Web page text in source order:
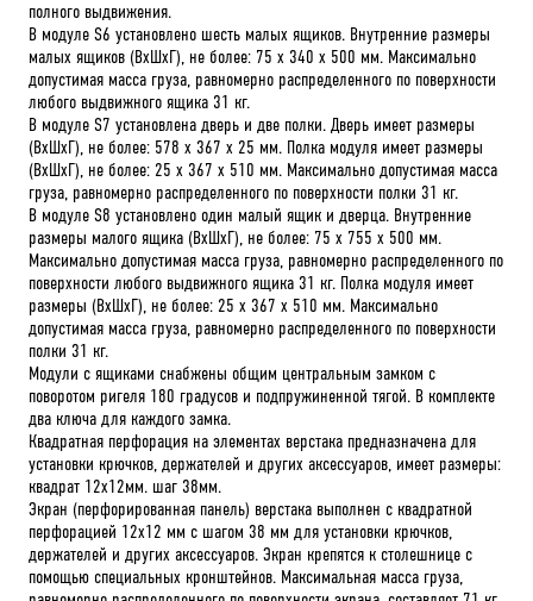
полного выдвижения.
В модуле S6 установлено шесть малых ящиков. Внутренние размеры
малых ящиков (ВхШхГ), не более: 75 х 340 х 500 мм. Максимально
допустимая масса груза, равномерно распределенного по поверхности
любого выдвижного ящика 31 кг.
В модуле S7 установлена дверь и две полки. Дверь имеет размеры
(ВхШхГ), не более: 578 х 367 х 25 мм. Полка модуля имеет размеры
(ВхШхГ), не более: 25 х 367 х 510 мм. Максимально допустимая масса
груза, равномерно распределенного по поверхности полки 31 кг.
В модуле S8 установлено один малый ящик и дверца. Внутренние
размеры малого ящика (ВхШхГ), не более: 75 х 755 х 500 мм.
Максимально допустимая масса груза, равномерно распределенного по
поверхности любого выдвижного ящика 31 кг. Полка модуля имеет
размеры (ВхШхГ), не более: 25 х 367 х 510 мм. Максимально
допустимая масса груза, равномерно распределенного по поверхности
полки 31 кг.
Модули с ящиками снабжены общим центральным замком с
поворотом ригеля 180 градусов и подпружиненной тягой. В комплекте
два ключа для каждого замка.
Квадратная перфорация на элементах верстака предназначена для
установки крючков, держателей и других аксессуаров, имеет размеры:
квадрат 12х12мм. шаг 38мм.
Экран (перфорированная панель) верстака выполнен с квадратной
перфорацией 12х12 мм с шагом 38 мм для установки крючков,
держателей и других аксессуаров. Экран крепятся к столешнице с
помощью специальных кронштейнов. Максимальная масса груза,